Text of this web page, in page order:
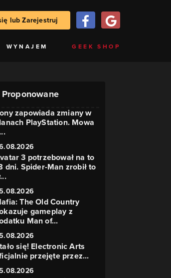
lub Zarejestruj
WYNAJEM GEEK SHOP
Proponowane
zapowiada zmiany w
PlayStation. Mowa
3 potrzebował na to
dni. Spider-Man zrobił to
The Old Country
gameplay z
Man of...
się! Electronic Arts
przejęte przez...